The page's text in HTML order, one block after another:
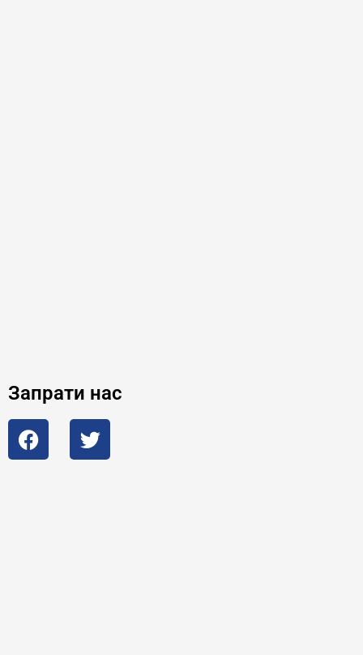
Запрати нас